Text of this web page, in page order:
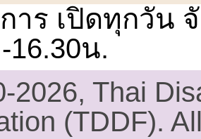
าร เปิดทุกวัน
16.30น.
2026, Thai
(TDDF).